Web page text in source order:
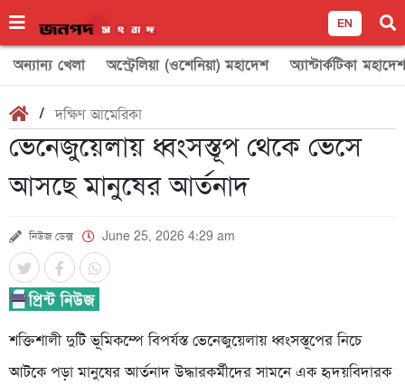
EN
অন্যান্য খেলা অস্ট্রেলিয়া (ওশেনিয়া) মহাদেশ অ্যান্টার্কটিকা মহাদেশ
/দক্ষিণ আমেরিকা
ভেনেজুয়েলায় ধ্বংসস্তূপ থেকে ভেসে
আসছে মানুষের আর্তনাদ
নিউজ ডেক্স June 25, 2026 4:29 am
শক্তিশালী দুটি ভূমিকম্পে বিপর্যস্ত ভেনেজুয়েলায় ধ্বংসস্তূপের নিচে
আটকে পড়া মানুষের আর্তনাদ উদ্ধারকর্মীদের সামনে এক হৃদয়বিদারক